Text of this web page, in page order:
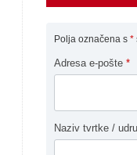
Polja označena s *
Adresa e-pošte *
Naziv tvrtke /